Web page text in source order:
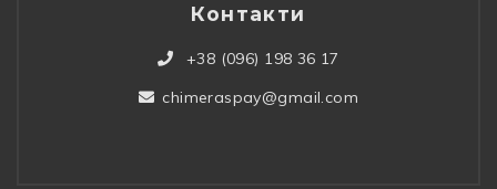
Контакти
+38 (096) 198 36 17
chimeraspay@gmail.com